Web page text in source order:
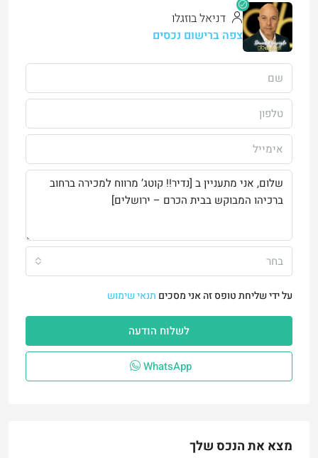
דניאל בוזגלו
צפה ברישום נכסים
בחר
על ידי שליחת טופס זה אני מסכים תנאי שימוש
לשלוח הודעה
WhatsApp
מצא את הנכס שלך